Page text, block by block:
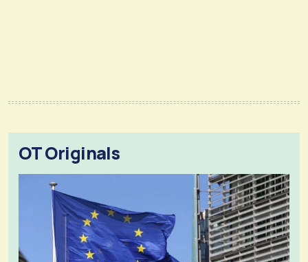
OT Originals